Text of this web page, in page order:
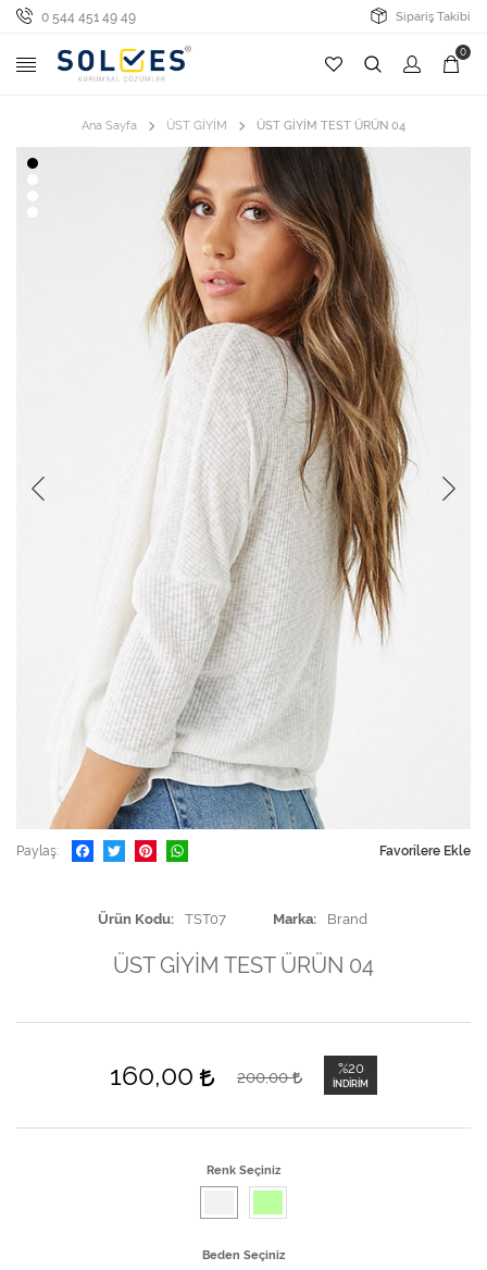
0 544 451 49 49 Sipariş Takibi
0
Ana Sayfa ÜST GİYİM ÜST GİYİM TEST ÜRÜN 04
Paylaş Favorilere Ekle
Ürün Kodu TST07 Marka Brand
ÜST GİYİM TEST ÜRÜN 04
160,00 200,00 %20
İNDIRIM
Renk Seçiniz
Beden Seçiniz